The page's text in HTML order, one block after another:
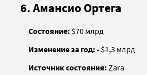
6. Амансио Ортега
Состояние: $70 млрд
Изменение за год: - $1,3 млрд
Источник состояния: Zara